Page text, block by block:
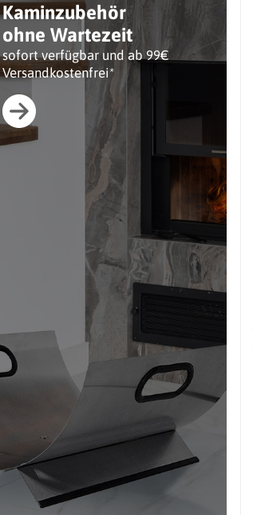
Kaminzubehör
ohne Wartezeit
sofort verfügbar und ab 99€
Versandkostenfrei*